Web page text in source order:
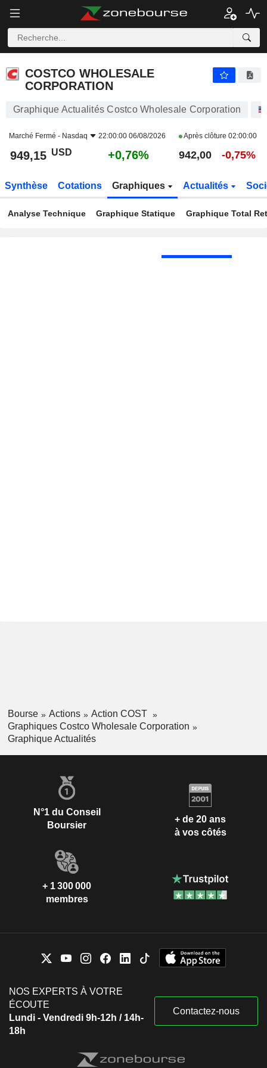
COSTCO WHOLESALE
CORPORATION
Graphique Actualités Costco Wholesale Corporation
Marché Fermé - Nasdaq 22:00:00 06/08/2026 Après clôture 02:00:00
949,15 USD +0,76% 942,00 -0,75%
Synthèse Cotations Graphiques Actualités
Analyse Technique Graphique Statique Graphique Total
Bourse Actions
Action COST
Graphiques Costco Wholesale Corporation
Graphique Actualités
N°1 du Conseil
Boursier
+ de 20 ans
à vos côtés
+ 1 300 000
membres
NOS EXPERTS À VOTRE
ÉCOUTE
Lundi - Vendredi 9h-12h / 14h-
18h
Contactez-nous